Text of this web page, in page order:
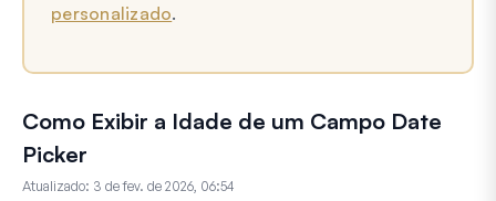
personalizado.
Como Exibir a Idade de um Campo Date
Picker
Atualizado: 3 de fev. de 2026, 06:54